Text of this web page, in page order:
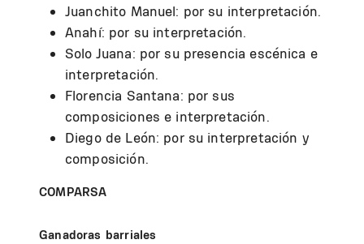
Juanchito Manuel: por su interpretación.
Anahí: por su interpretación.
Solo Juana: por su presencia escénica e
interpretación.
Florencia Santana: por sus
composiciones e interpretación.
Diego de León: por su interpretación y
composición.
COMPARSA
Ganadoras barriales